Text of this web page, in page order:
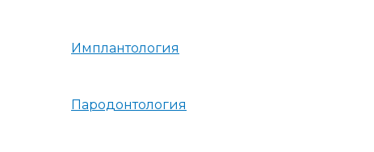
Имплантология
Пародонтология